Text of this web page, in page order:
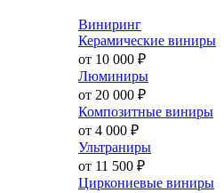
Виниринг
Керамические виниры
от 10 000 ₽
Люминиры
от 20 000 ₽
Композитные виниры
от 4 000 ₽
Ультраниры
от 11 500 ₽
Циркониевые виниры